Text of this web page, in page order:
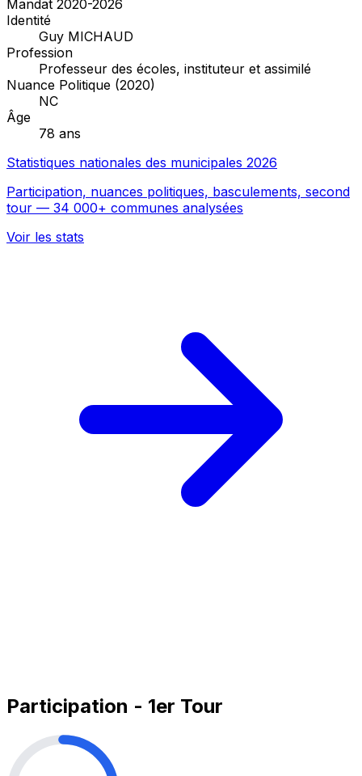
Mandat 2020-2026
Identité
Guy MICHAUD
Profession
Professeur des écoles, instituteur et assimilé
Nuance Politique (2020)
NC
Âge
78 ans
Statistiques nationales des municipales 2026
Participation, nuances politiques, basculements, second
tour — 34 000+ communes analysées
Voir les stats
Participation - 1er Tour